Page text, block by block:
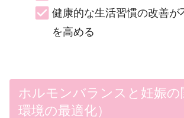
健康的な生活習慣の改善が
を高める
ホルモンバランスと妊娠の
環境の最適化）